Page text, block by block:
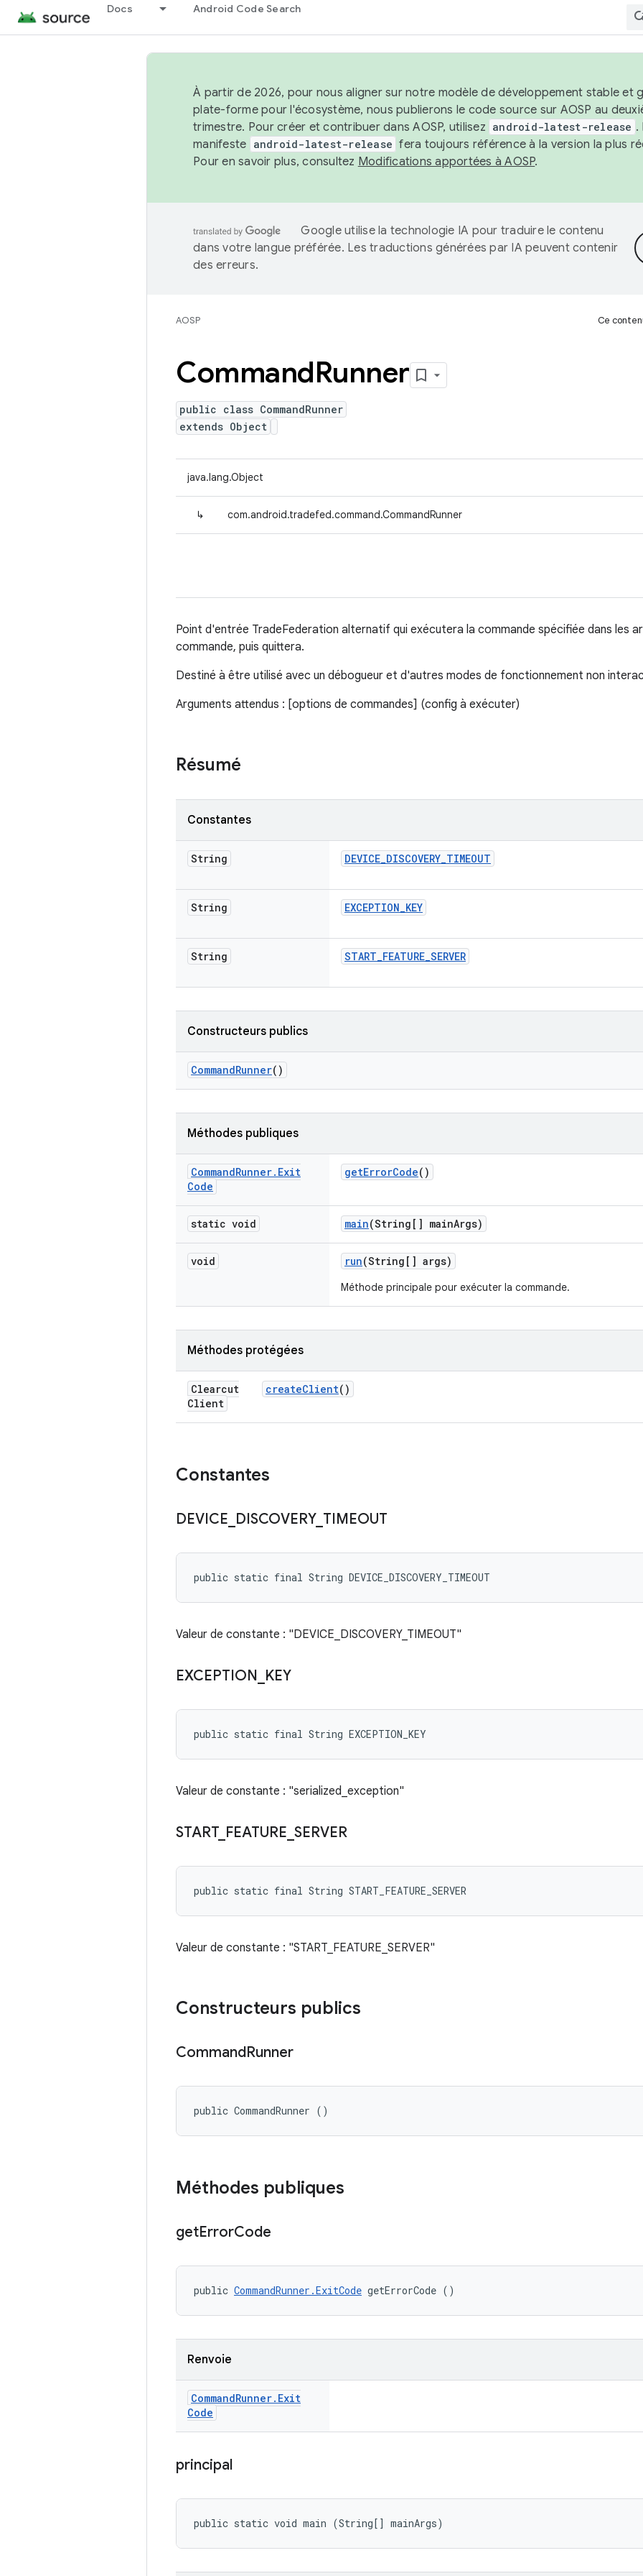
Docs Android Code Search
À partir de 2026, pour nous aligner sur notre modèle de développement stable et
plate-forme pour l'écosystème, nous publierons le code source sur AOSP au
trimestre. Pour créer et contribuer dans AOSP, utilisez android-latest-release .
manifeste android-latest-release fera toujours référence à la version la plus
Pour en savoir plus, consultez Modifications apportées à AOSP.
Google utilise la technologie IA pour traduire le contenu
dans votre langue préférée. Les traductions générées par IA peuvent contenir
des erreurs.
AOSP Ce
CommandRunner
public class CommandRunner
extends Object
java.lang.Object
↳ com.android.tradefed.command.CommandRunner
Point d'entrée TradeFederation alternatif qui exécutera la commande spécifiée dans les
commande, puis quittera.
Destiné à être utilisé avec un débogueur et d'autres modes de fonctionnement non
Arguments attendus : [options de commandes] (config à exécuter)
Résumé
Constantes
String DEVICE_DISCOVERY_TIMEOUT
String EXCEPTION_KEY
String START_FEATURE_SERVER
Constructeurs publics
CommandRunner()
Méthodes publiques
CommandRunner. Exit
Code
getErrorCode()
static void main(String[] mainArgs)
void run(String[] args)
Méthode principale pour exécuter la commande.
Méthodes protégées
Clearcut
Client
createClient()
Constantes
DEVICE DISCOVERY_ TIMEOUT
public static final String DEVICE_DISCOVERY_TIMEOUT
Valeur de constante : "DEVICE_DISCOVERY_TIMEOUT"
EXCEPTION KEY
public static final String EXCEPTION_KEY
Valeur de constante : "serialized_exception"
START_ FEATURE SERVER
public static final String START_FEATURE_SERVER
Valeur de constante : "START_FEATURE_SERVER"
Constructeurs publics
CommandRunner
public CommandRunner ()
Méthodes publiques
getErrorCode
public CommandRunner.ExitCode getErrorCode ()
Renvoie
CommandRunner. Exit
Code
principal
public static void main (String[] mainArgs)